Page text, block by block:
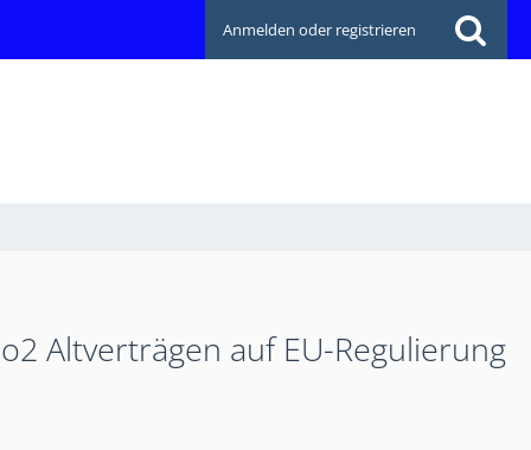
Anmelden oder registrieren
Altverträgen auf EU-Regulierung